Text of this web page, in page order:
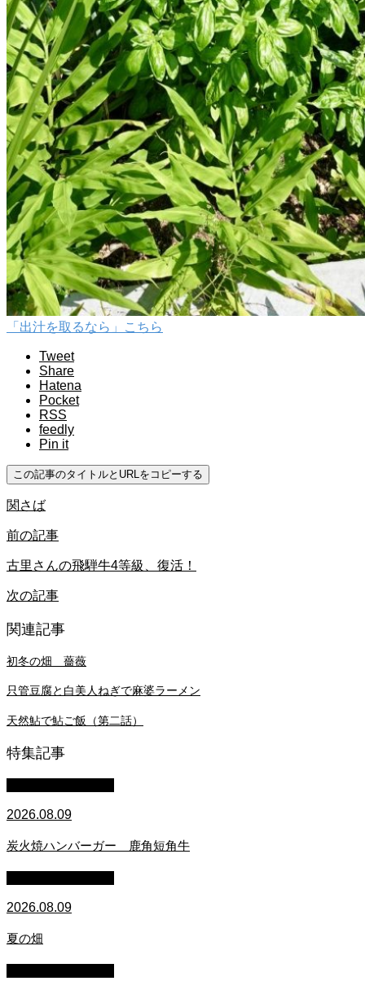
「出汁を取るなら」こちら
Tweet
Share
Hatena
Pocket
RSS
feedly
Pin it
この記事のタイトルとURLをコピーする
関さば
前の記事
古里さんの飛騨牛4等級、復活！
次の記事
関連記事
初冬の畑 薔薇
只管豆腐と白美人ねぎで麻婆ラーメン
天然鮎で鮎ご飯（第二話）
特集記事
2026.08.09
炭火焼ハンバーガー 鹿角短角牛
2026.08.09
夏の畑